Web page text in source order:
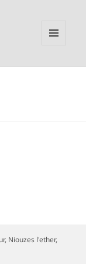
WIDGETS
, Niouzes l'ether,